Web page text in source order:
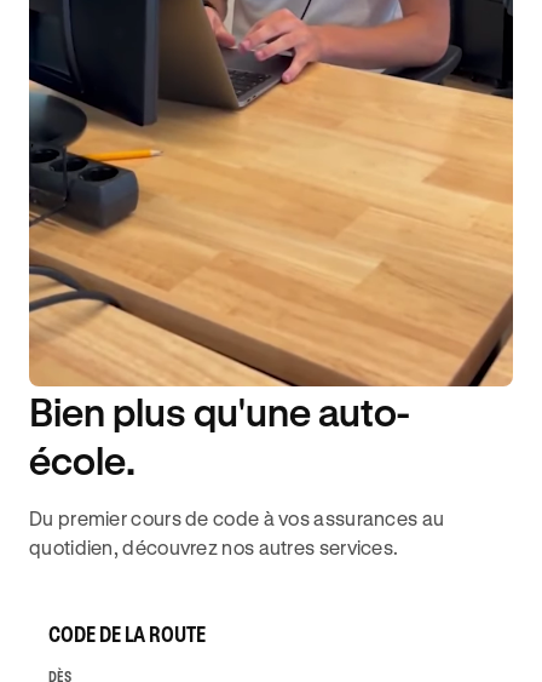
DISPONIBILITÉ 6J/7
Bien plus qu'une auto-
école.
Du premier cours de code à vos assurances au
quotidien, découvrez nos autres services.
CODE DE LA ROUTE
DÈS